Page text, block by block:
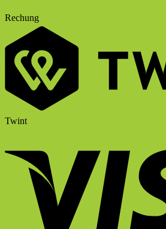
Rechung
Twint